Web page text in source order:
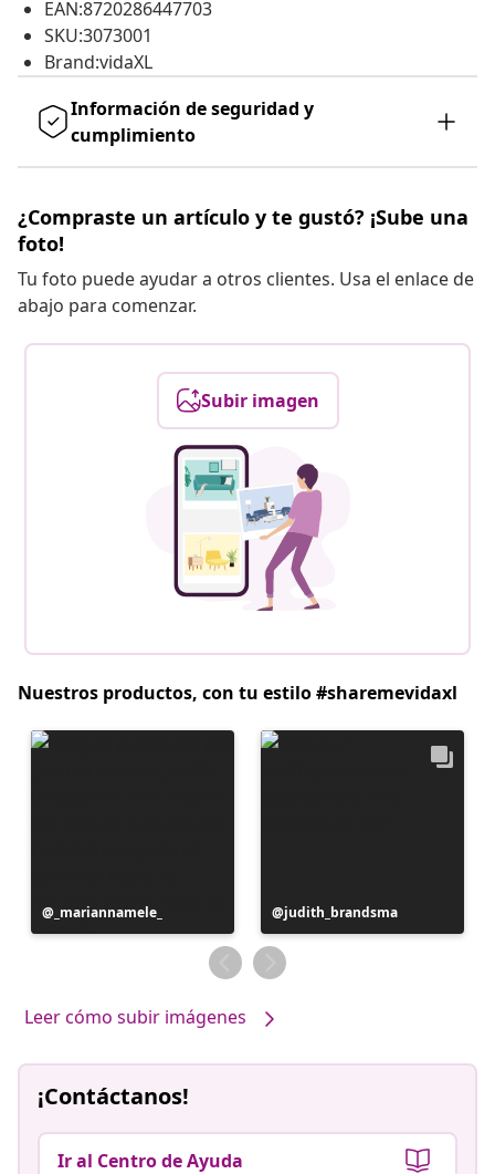
EAN:8720286447703
SKU:3073001
Brand:vidaXL
Información de seguridad y
cumplimiento
¿Compraste un artículo y te gustó? ¡Sube una
foto!
Tu foto puede ayudar a otros clientes. Usa el enlace de
abajo para comenzar.
Subir imagen
Nuestros productos, con tu estilo #sharemevidaxl
Publicación
realizada
_mariannamele_
Publicación
realizada
por
judith_brandsma
Leer cómo subir imágenes
¡Contáctanos!
Ir al Centro de Ayuda